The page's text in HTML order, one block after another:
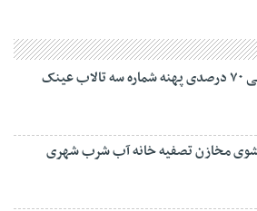
عینک
مخازن تصفیه خانه آب شرب شهری